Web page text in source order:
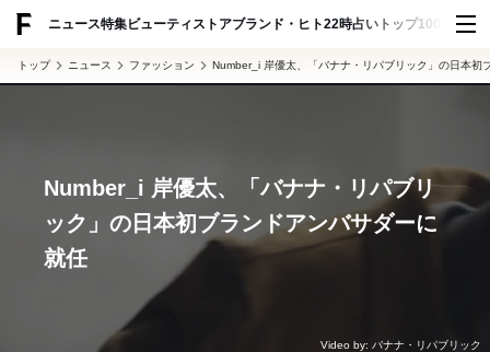
ニュース特集ビューティ ストアブランド・ヒト22時占い トップ100 スナッ
トップ ニュース ファッション Number_i 岸優太、「バナナ・リパブリック」の日本初
Number_i 岸優太、「バナナ・リパブリ
ック」の日本初ブランドアンバサダーに
就任
Video by: バナナ・リパブリック